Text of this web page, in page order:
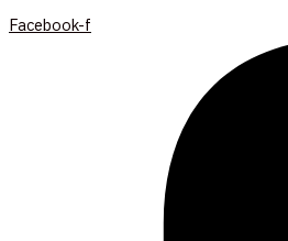
Facebook-f